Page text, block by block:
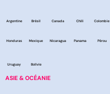
Argentine Brésil Canada Chili Colombie
Honduras Mexique Nicaragua Panama Pérou
Uruguay Bolivie
ASIE & OCÉANIE